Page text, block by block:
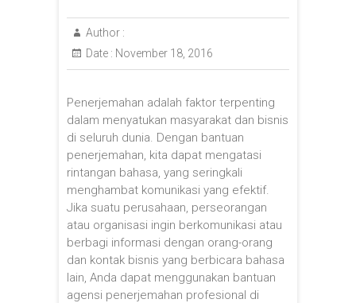
Author :
Date : November 18, 2016
Penerjemahan adalah faktor terpenting
dalam menyatukan masyarakat dan bisnis
di seluruh dunia. Dengan bantuan
penerjemahan, kita dapat mengatasi
rintangan bahasa, yang seringkali
menghambat komunikasi yang efektif.
Jika suatu perusahaan, perseorangan
atau organisasi ingin berkomunikasi atau
berbagi informasi dengan orang-orang
dan kontak bisnis yang berbicara bahasa
lain, Anda dapat menggunakan bantuan
agensi penerjemahan profesional di